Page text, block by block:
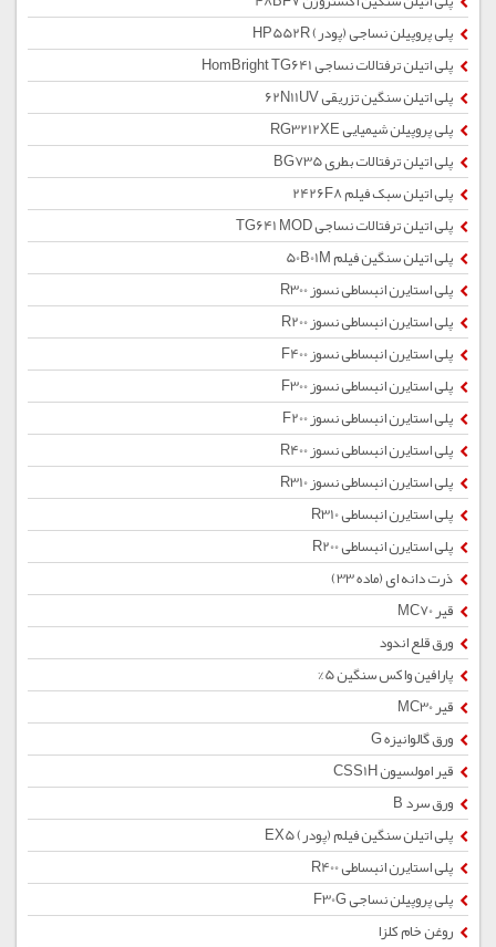
پلی پروپیلن نساجی (پودر) HP552R
پلی اتیلن ترفتالات نساجی HomBright TG641
پلی اتیلن سنگین تزریقی 62N11UV
پلی پروپیلن شیمیایی RG3212XE
پلی اتیلن ترفتالات بطری BG735
پلی اتیلن سبک فیلم 2426F8
پلی اتیلن ترفتالات نساجی TG641 MOD
پلی اتیلن سنگین فیلم 50B01M
پلی استایرن انبساطی نسوز R300
پلی استایرن انبساطی نسوز R200
پلی استایرن انبساطی نسوز F400
پلی استایرن انبساطی نسوز F300
پلی استایرن انبساطی نسوز F200
پلی استایرن انبساطی نسوز R400
پلی استایرن انبساطی نسوز R310
پلی استایرن انبساطی R310
پلی استایرن انبساطی R200
ذرت دانه ای (ماده 33)
قیر MC70
ورق قلع اندود
پارافین واکس سنگین 5%
قیر MC30
ورق گالوانیزه G
قیر امولسیون CSS1H
ورق سرد B
پلی اتیلن سنگین فیلم (پودر) EX5
پلی استایرن انبساطی R400
پلی پروپیلن نساجی F30G
روغن خام کلزا